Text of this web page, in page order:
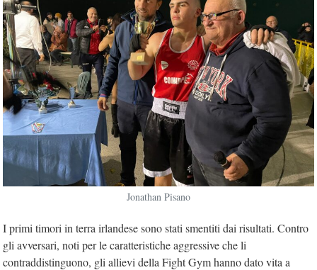
Jonathan Pisano
I primi timori in terra irlandese sono stati smentiti dai risultati. Contro
gli avversari, noti per le caratteristiche aggressive che li
contraddistinguono, gli allievi della Fight Gym hanno dato vita a